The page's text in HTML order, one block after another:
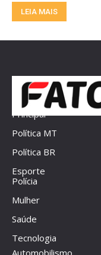
LEIA MAIS
Principal
Política MT
Política BR
Esporte
Polícia
Mulher
Saúde
Tecnologia
Automobilismo